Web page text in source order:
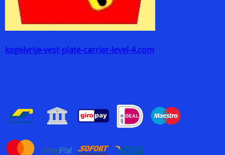
kogelvrije-vest-plate-carrier-level-4.com